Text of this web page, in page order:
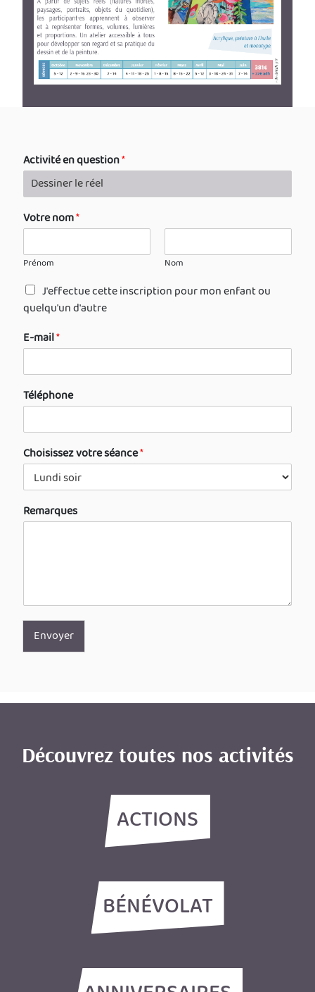
Activité en question*
Votre nom*
Prénom Nom
J'effectue cette inscription pour mon enfant ou
quelqu'un d'autre
E-mail*
Téléphone
Choisissez votre séance*
Remarques
Envoyer
Découvrez toutes nos activités
ACTIONS
BÉNÉVOLAT